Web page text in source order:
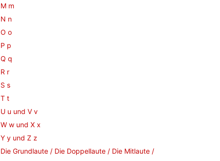
M m
N n
O o
P p
Q q
R r
S s
T t
U u und V v
W w und X x
Y y und Z z
Die Grundlaute / Die Doppellaute / Die Mitlaute /